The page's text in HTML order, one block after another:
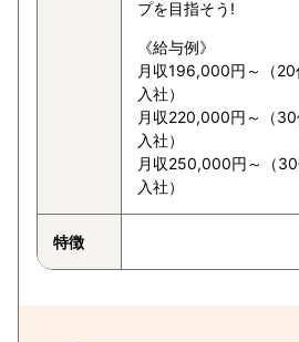
プを目指そう!
《給与例》
月収196,000円～（
入社）
月収220,000円～（
入社）
月収250,000円～（
入社）
特徴